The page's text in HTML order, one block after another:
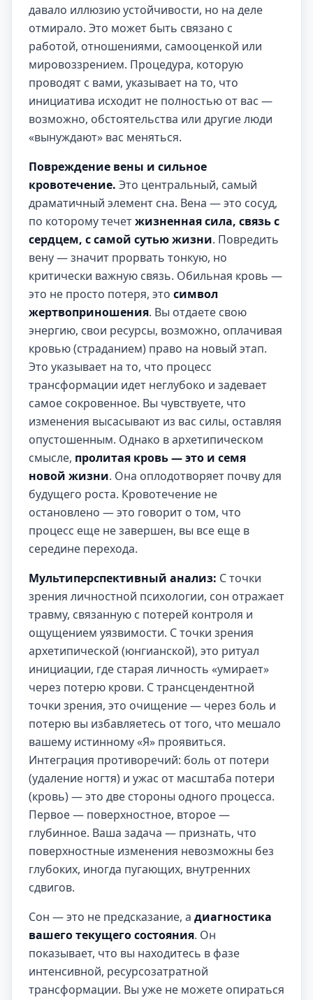
давало иллюзию устойчивости, но на деле
отмирало. Это может быть связано с
работой, отношениями, самооценкой или
мировоззрением. Процедура, которую
проводят с вами, указывает на то, что
инициатива исходит не полностью от вас —
возможно, обстоятельства или другие люди
«вынуждают» вас меняться.
Повреждение вены и сильное
кровотечение. Это центральный, самый
драматичный элемент сна. Вена — это сосуд,
по которому течетжизненная сила, связь с
сердцем, с самой сутью жизни. Повредить
вену — значит прорвать тонкую, но
критически важную связь. Обильная кровь —
это не просто потеря, это символ
жертвоприношения. Вы отдаете свою
энергию, свои ресурсы, возможно, оплачивая
кровью (страданием) право на новый этап.
Это указывает на то, что процесс
трансформации идет неглубоко и задевает
самое сокровенное. Вы чувствуете, что
изменения высасывают из вас силы, оставляя
опустошенным. Однако в архетипическом
смысле, пролитая кровь — это и семя
новой жизни. Она оплодотворяет почву для
будущего роста. Кровотечение не
остановлено — это говорит о том, что
процесс еще не завершен, вы все еще в
середине перехода.
Мультиперспективный анализ: С точки
зрения личностной психологии, сон отражает
травму, связанную с потерей контроля и
ощущением уязвимости. С точки зрения
архетипической (юнгианской), это ритуал
инициации, где старая личность «умирает»
через потерю крови. С трансцендентной
точки зрения, это очищение — через боль и
потерю вы избавляетесь от того, что мешало
вашему истинному «Я» проявиться.
Интеграция противоречий: боль от потери
(удаление ногтя) и ужас от масштаба потери
(кровь) — это две стороны одного процесса.
Первое — поверхностное, второе —
глубинное. Ваша задача — признать, что
поверхностные изменения невозможны без
глубоких, иногда пугающих, внутренних
сдвигов.
Сон — это не предсказание, а диагностика
вашего текущего состояния. Он
показывает, что вы находитесь в фазе
интенсивной, ресурсозатратной
трансформации. Вы уже не можете опираться